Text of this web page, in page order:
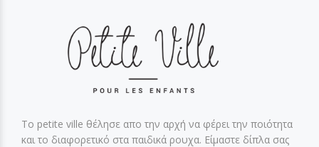
Το petite ville θέλησε απο την αρχή να φέρει την ποιότητα
και το διαφορετικό στα παιδικά ρουχα. Είμαστε δίπλα σας